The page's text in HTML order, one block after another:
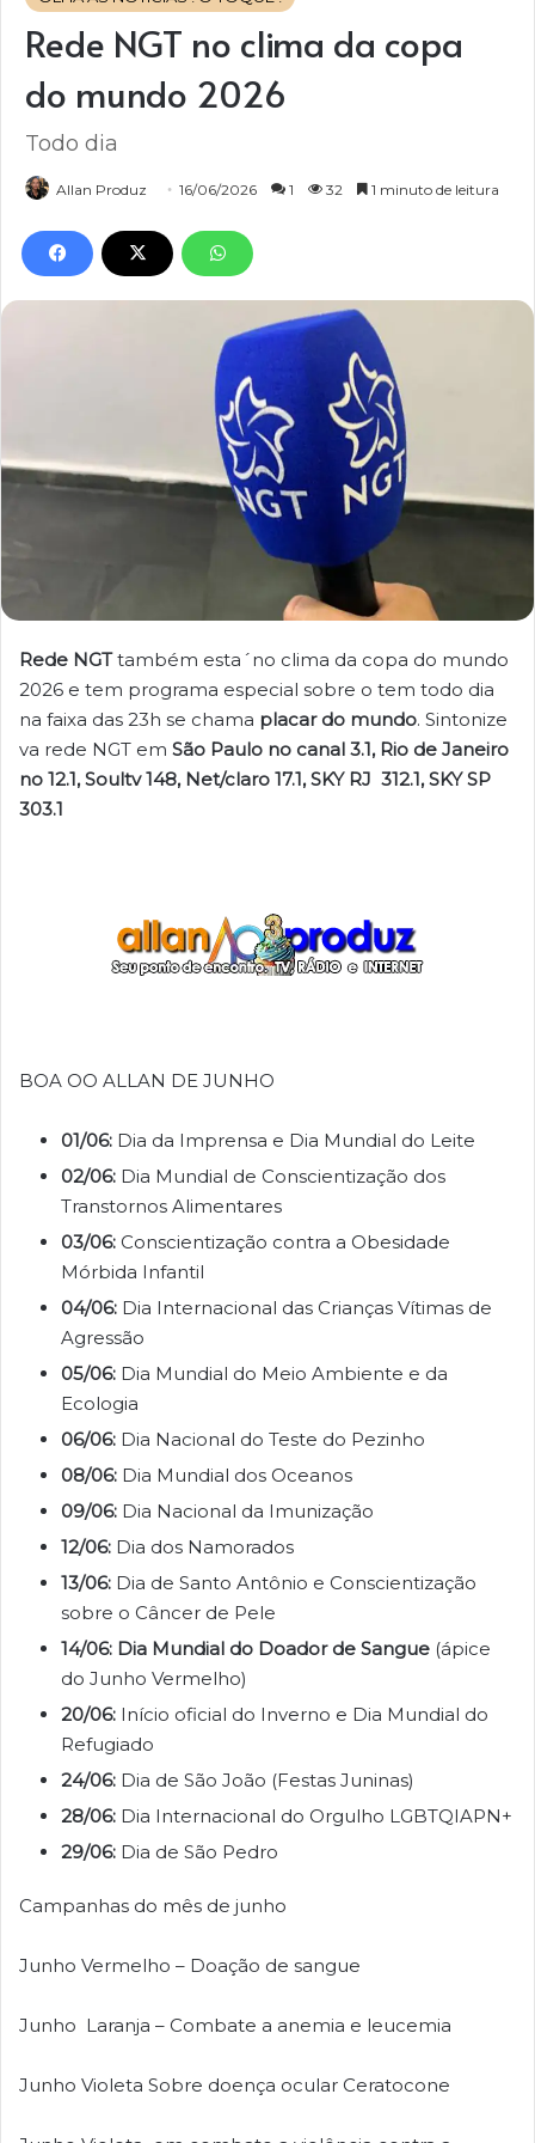
Rede NGT no clima da copa
do mundo 2026
Todo dia
Allan Produz 16/06/2026 1 32 1 minuto de leitura
Rede NGTtambém esta´no clima da copa do mundo
2026 e tem programa especial sobre o tem todo dia
na faixa das 23h se chama placar do mundo. Sintonize
va rede NGT em São Paulo no canal 3.1, Rio de Janeiro
no 12.1, Soultv 148, Net/claro 17.1, SKY RJ 312.1, SKY SP
303.1
BOA OO ALLAN DE JUNHO
01/06: Dia da Imprensa e Dia Mundial do Leite
02/06: Dia Mundial de Conscientização dos
Transtornos Alimentares
03/06: Conscientização contra a Obesidade
Mórbida Infantil
04/06: Dia Internacional das Crianças Vítimas de
Agressão
05/06: Dia Mundial do Meio Ambiente e da
Ecologia
06/06: Dia Nacional do Teste do Pezinho
08/06: Dia Mundial dos Oceanos
09/06: Dia Nacional da Imunização
12/06: Dia dos Namorados
13/06: Dia de Santo Antônio e Conscientização
sobre o Câncer de Pele
14/06: Dia Mundial do Doador de Sangue (ápice
do Junho Vermelho)
20/06: Início oficial do Inverno e Dia Mundial do
Refugiado
24/06: Dia de São João (Festas Juninas)
28/06: Dia Internacional do Orgulho LGBTQIAPN+
29/06: Dia de São Pedro
Campanhas do mês de junho
Junho Vermelho – Doação de sangue
Junho Laranja – Combate a anemia e leucemia
Junho Violeta Sobre doença ocular Ceratocone